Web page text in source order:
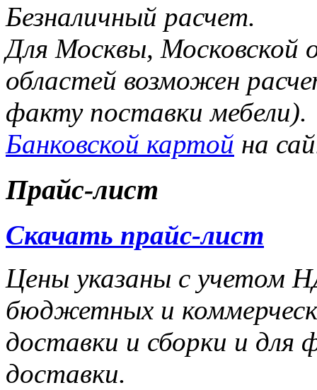
Безналичный расчет.
Для Москвы, Московской
областей возможен
факту поставки мебели).
Банковской картой на
Прайс-лист
Скачать прайс-лист
Цены указаны с учетом
бюджетных и
доставки и сборки и для
доставки.